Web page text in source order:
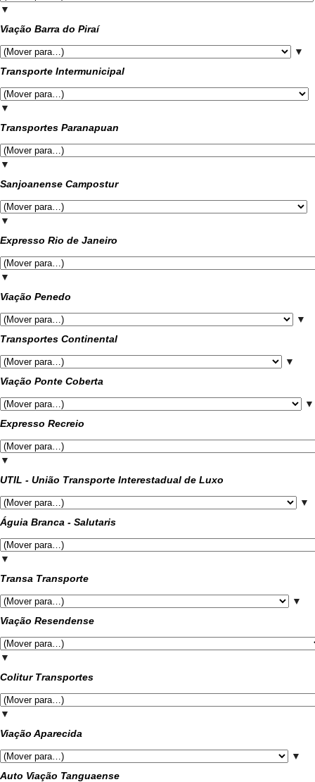
▼
Viação Barra do Piraí
▼
Transporte Intermunicipal
▼
Transportes Paranapuan
▼
Sanjoanense Campostur
▼
Expresso Rio de Janeiro
▼
Viação Penedo
▼
Transportes Continental
▼
Viação Ponte Coberta
▼
Expresso Recreio
▼
UTIL - União Transporte Interestadual de Luxo
▼
Águia Branca - Salutaris
▼
Transa Transporte
▼
Viação Resendense
▼
Colitur Transportes
▼
Viação Aparecida
▼
Auto Viação Tanguaense